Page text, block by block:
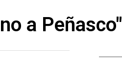
a Peñasco"